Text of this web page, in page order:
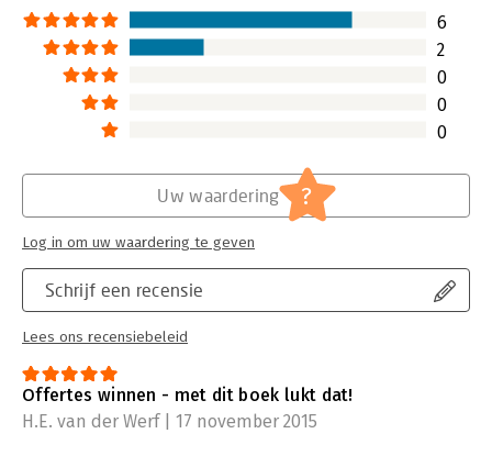
6
2
0
0
0
Schrijf een recensie
Lees ons recensiebeleid
Uw waardering ?
Log in om uw waardering te geven
Offertes winnen - met dit boek lukt dat!
H.E. van der Werf | 17 november 2015